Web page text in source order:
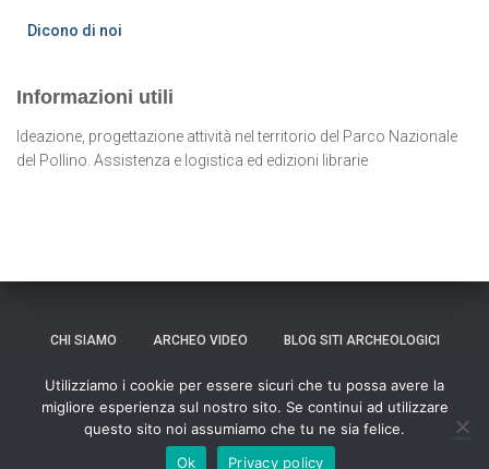
Dicono di noi
Informazioni utili
Ideazione, progettazione attività nel territorio del Parco Nazionale
del Pollino. Assistenza e logistica ed edizioni librarie
CHI SIAMO ARCHEO VIDEO BLOG SITI ARCHEOLOGICI
CONTATTI
Hestia | Sviluppato daThemeIsle
Utilizziamo i cookie per essere sicuri che tu possa avere la
migliore esperienza sul nostro sito. Se continui ad utilizzare
questo sito noi assumiamo che tu ne sia felice.
Ok
Privacy policy